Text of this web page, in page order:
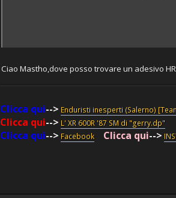
Ciao Mastho,dove posso trovare un adesivo
Clicca qui--> Enduristi inesperti (Salerno)
Clicca qui--> L' XR 600R '87 SM di "gerry.dp"
Clicca qui--> Facebook Clicca qui-->